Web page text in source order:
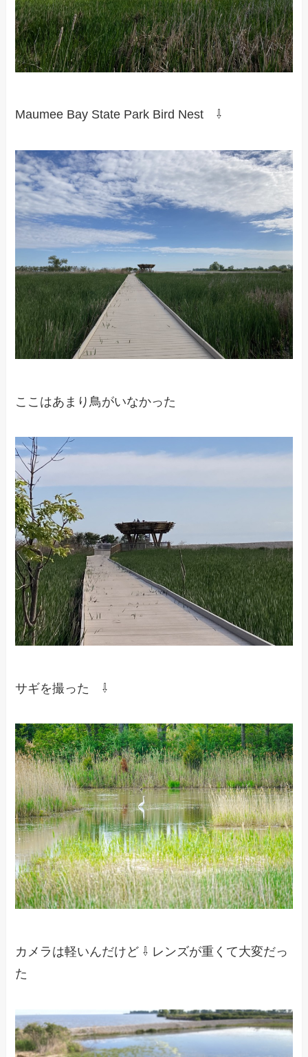
Maumee Bay State Park Bird Nest ⇩
ここはあまり鳥がいなかった
サギを撮った ⇩
カメラは軽いんだけど ⇩ レンズが重くて大変だっ
た